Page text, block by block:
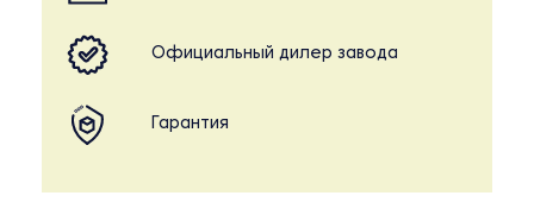
Официальный дилер завода
Гарантия